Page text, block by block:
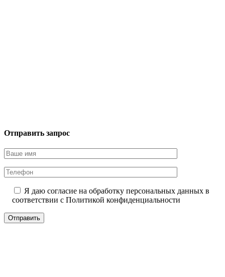
Отправить запрос
Я даю согласие на обработку персональных данных в
соответствии с Политикой конфиденциальности